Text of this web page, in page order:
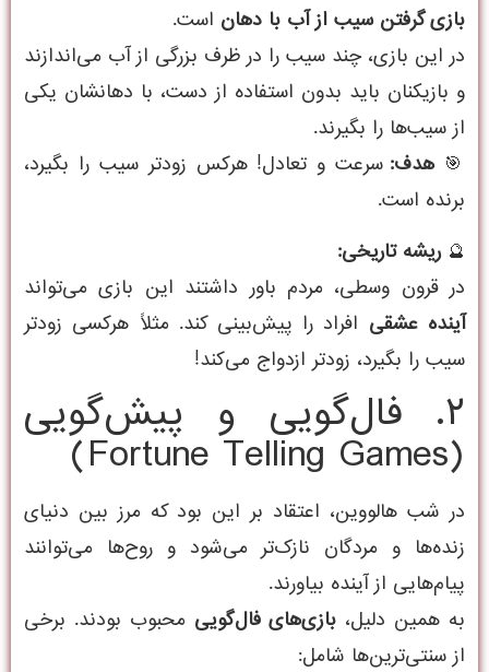
بازی گرفتن سیب از آب با دهان است.
در این بازی، چند سیب را در ظرف بزرگی از آب می‌اندازند
و بازیکنان باید بدون استفاده از دست، با دهانشان یکی
از سیب‌ها را بگیرند.
🎯هدف: سرعت و تعادل! هرکس زودتر سیب را بگیرد،
برنده است.
🔮ریشه تاریخی:
در قرون وسطی، مردم باور داشتند این بازی می‌تواند
آینده عشقی افراد را پیش‌بینی کند. مثلاً هرکسی زودتر
سیب را بگیرد، زودتر ازدواج می‌کند!
۲. فال‌گویی و پیش‌گویی
(Fortune Telling Games)
در شب هالووین، اعتقاد بر این بود که مرز بین دنیای
زنده‌ها و مردگان نازک‌تر می‌شود و روح‌ها می‌توانند
پیام‌هایی از آینده بیاورند.
به همین دلیل، بازی‌های فال‌گویی محبوب بودند. برخی
از سنتی‌ترین‌ها شامل: